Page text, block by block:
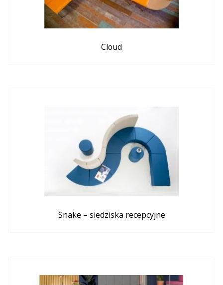
Cloud
Snake – siedziska recepcyjne